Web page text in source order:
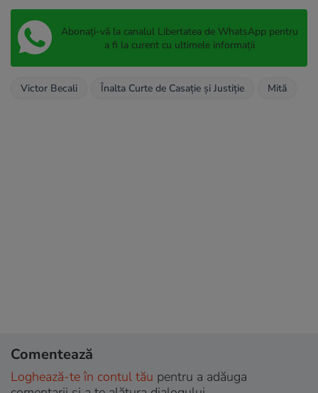
Abonați-vă la canalul Libertatea de WhatsApp pentru
a fi la curent cu ultimele informații
Victor Becali Înalta Curte de Casaţie şi Justiţie Mită
Comentează
Loghează-te în contul tău pentru a adăuga